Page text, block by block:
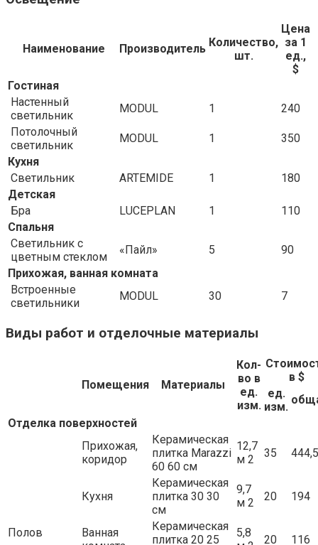
Наименование Производитель Количество,
шт.
Цена
за 1
ед.,
$
Гостиная
Настенный
светильник
MODUL 1
240
Потолочный
светильник
MODUL 1
350
Кухня
Светильник
ARTEMIDE 1
180
Детская
Бра
LUCEPLAN 1
110
Спальня
Светильник с
цветным стеклом
«Пайл» 5
90
Прихожая, ванная комната
Встроенные
светильники
MODUL 30 7
Виды работ и отделочные материалы
Помещения Материалы
Кол-
во в
ед.
изм.
в $
ед.
изм.
Отделка поверхностей
Полов
Прихожая,
коридор
Керамическая
плитка Marazzi
60 60 см
12,7
м 2
35 444,5
Кухня
Керамическая
плитка 30 30
см
9,7
м 2
20 194
Ванная
Керамическая
плитка 20 25
5,8
20 116